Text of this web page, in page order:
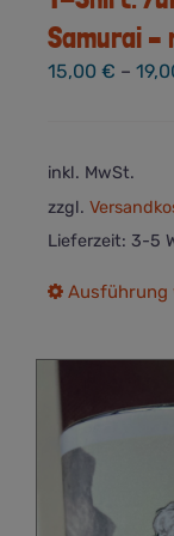
Samurai –
15,00 € –
inkl. MwSt.
zzgl.
Lieferzeit: 3-5
Ausführung